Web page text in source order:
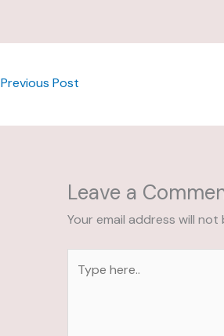
Previous Post
Leave a
Your email address will not
here..